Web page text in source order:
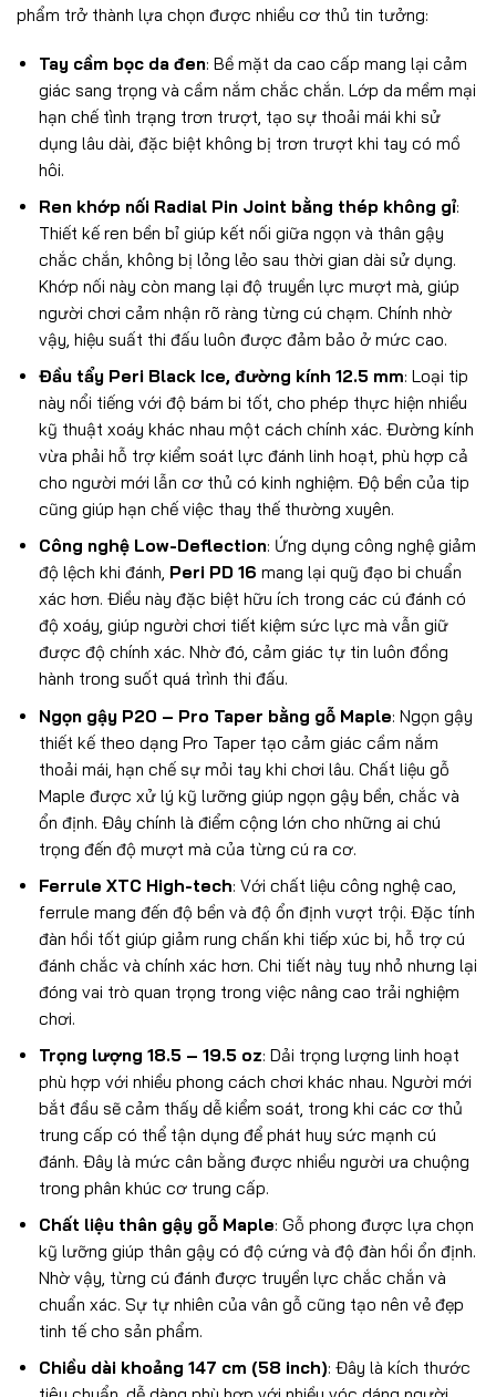
phẩm trở thành lựa chọn được nhiều cơ thủ tin tưởng:
Tay cầm bọc da đen: Bề mặt da cao cấp mang lại cảm
giác sang trọng và cầm nắm chắc chắn. Lớp da mềm mại
hạn chế tình trạng trơn trượt, tạo sự thoải mái khi sử
dụng lâu dài, đặc biệt không bị trơn trượt khi tay có mồ
hôi.
Ren khớp nối Radial Pin Joint bằng thép không gỉ:
Thiết kế ren bền bỉ giúp kết nối giữa ngọn và thân gậy
chắc chắn, không bị lỏng lẻo sau thời gian dài sử dụng.
Khớp nối này còn mang lại độ truyền lực mượt mà, giúp
người chơi cảm nhận rõ ràng từng cú chạm. Chính nhờ
vậy, hiệu suất thi đấu luôn được đảm bảo ở mức cao.
Đầu tẩy Peri Black Ice, đường kính 12.5 mm: Loại tip
này nổi tiếng với độ bám bi tốt, cho phép thực hiện nhiều
kỹ thuật xoáy khác nhau một cách chính xác. Đường kính
vừa phải hỗ trợ kiểm soát lực đánh linh hoạt, phù hợp cả
cho người mới lẫn cơ thủ có kinh nghiệm. Độ bền của tip
cũng giúp hạn chế việc thay thế thường xuyên.
Công nghệ Low-Deflection: Ứng dụng công nghệ giảm
độ lệch khi đánh, Peri PD 16 mang lại quỹ đạo bi chuẩn
xác hơn. Điều này đặc biệt hữu ích trong các cú đánh có
độ xoáy, giúp người chơi tiết kiệm sức lực mà vẫn giữ
được độ chính xác. Nhờ đó, cảm giác tự tin luôn đồng
hành trong suốt quá trình thi đấu.
Ngọn gậy P20 – Pro Taper bằng gỗ Maple: Ngọn gậy
thiết kế theo dạng Pro Taper tạo cảm giác cầm nắm
thoải mái, hạn chế sự mỏi tay khi chơi lâu. Chất liệu gỗ
Maple được xử lý kỹ lưỡng giúp ngọn gậy bền, chắc và
ổn định. Đây chính là điểm cộng lớn cho những ai chú
trọng đến độ mượt mà của từng cú ra cơ.
Ferrule XTC High-tech: Với chất liệu công nghệ cao,
ferrule mang đến độ bền và độ ổn định vượt trội. Đặc tính
đàn hồi tốt giúp giảm rung chấn khi tiếp xúc bi, hỗ trợ cú
đánh chắc và chính xác hơn. Chi tiết này tuy nhỏ nhưng lại
đóng vai trò quan trọng trong việc nâng cao trải nghiệm
chơi.
Trọng lượng 18.5 – 19.5 oz: Dải trọng lượng linh hoạt
phù hợp với nhiều phong cách chơi khác nhau. Người mới
bắt đầu sẽ cảm thấy dễ kiểm soát, trong khi các cơ thủ
trung cấp có thể tận dụng để phát huy sức mạnh cú
đánh. Đây là mức cân bằng được nhiều người ưa chuộng
trong phân khúc cơ trung cấp.
Chất liệu thân gậy gỗ Maple: Gỗ phong được lựa chọn
kỹ lưỡng giúp thân gậy có độ cứng và độ đàn hồi ổn định.
Nhờ vậy, từng cú đánh được truyền lực chắc chắn và
chuẩn xác. Sự tự nhiên của vân gỗ cũng tạo nên vẻ đẹp
tinh tế cho sản phẩm.
Chiều dài khoảng 147 cm (58 inch): Đây là kích thước